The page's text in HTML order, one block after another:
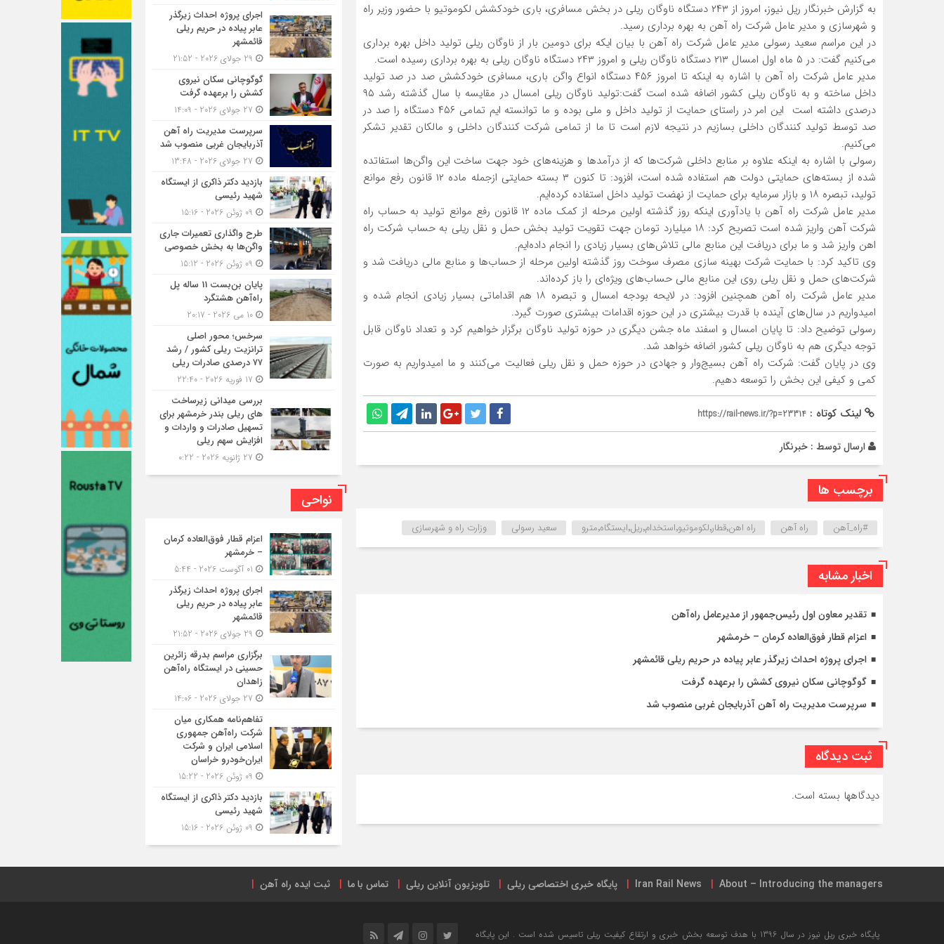
به گزارش خبرنگار ریل نیوز، امروز از ۲۴۳ دستگاه ناوگان ریلی در بخش مسافری، باری خودکشش لکوموتیو با حضور وزیر راه
و شهرسازی و مدیر عامل شرکت راه آهن به بهره برداری رسید.
در این مراسم سعید رسولی مدیر عامل شرکت راه آهن با بیان ایکه برای دومین بار از ناوگان ریلی تولید داخل بهره برداری
می‌کنیم گفت: در ۵ ماه اول امسال ۲۱۳ دستگاه ناوگان ریلی و امروز ۲۴۳ دستگاه ناوگان ریلی به بهره برداری رسیده است.
مدیر عامل شرکت راه آهن با اشاره به اینکه تا امروز ۴۵۶ دستگاه انواع واگن باری، مسافری خودکشش صد در صد تولید
داخل ساخته و به ناوگان ریلی کشور اضافه شده است گفت:تولید ناوگان ریلی امسال در مقایسه با سال گذشته رشد ۹۵
درصدی داشته است این امر در راستای حمایت از تولید داخل و ملی بوده و ما توانسته ایم تمامی ۴۵۶ دستگاه را صد در
صد توسط تولید کنندگان داخلی بسازیم در نتیجه لازم است تا ما از تمامی شرکت کنندگان داخلی و مالکان تقدیر تشکر
می‌کنیم.
رسولی با اشاره به اینکه علاوه بر منابع داخلی شرکت‌ها که از درآمد‌ها و هزینه‌های خود جهت ساخت این واگن‌ها استفاتده
شده از بسته‌های حمایتی دولت هم استفاده شده است، افزود: تا کنون ۳ بسته حمایتی ازجمله ماده ۱۲ قانون رفع موانع
تولید، تبصره ۱۸ و بازار سرمایه برای حمایت از نهضت تولید داخل استفاده کرده‌ایم.
مدیر عامل شرکت راه آهن با یادآوری اینکه روز گذشته اولین مرحله از کمک ماده ۱۲ قانون رفع موانع تولید به حساب راه
شرکت آهن واریز شده است تصریح کرد: ۱۸ میلیارد تومان جهت تقویت تولید بخش حمل و نقل ریلی به حساب شرکت راه
اهن واریز شد و ما برای دریافت این منابع مالی تلاش‌های بسیار زیادی را انجام داده‌ایم.
وی تاکید کرد: با حمایت شرکت بهینه سازی مصرف سوخت روز گذشته اولین مرحله از حساب‌ها و منابع مالی دریافت شد و
شرکت‌های حمل و نقل ریلی روی این منابع مالی حساب‌های ویژه‌ای را باز کرده‌اند.
مدیر عامل شرکت راه آهن همچنین افزود: در لایحه بودجه امسال و تبصره ۱۸ هم اقداماتی بسیار زیادی انجام شده و
امیدواریم در سال‌های آینده با قدرت بیشتری در این حوزه اقدامات بیشتری صورت گیرد.
رسولی توضیح داد: تا پایان امسال و اسفند ماه جشن دیگری در حوزه تولید ناوگان برگزار خواهیم کرد و تعداد ناوگان قابل
توجه دیگری هم به ناوگان ریلی کشور اضافه خواهد شد.
وی در پایان گفت: شرکت راه آهن بسیج‌وار و جهادی در حوزه حمل و نقل ریلی فعالیت می‌کنند و ما امیدواریم به صورت
کمی و کیفی این بخش را توسعه دهیم.
لینک کوتاه : https://rail-news.ir/?p=23314
ارسال توسط : خبرنگار
برچسب ها
#راه_آهن راه آهن راه اهن٬قطار٬لکوموتیو٬استخدام٬ریل٬ایستگاه٬مترو سعید رسولی وزارت راه و شهرسازی
اخبار مشابه
تقدیر معاون اول رئیس‌جمهور از مدیرعامل راه‌آهن
اعزام قطار فوق‌العاده کرمان – خرمشهر
اجرای پروژه احداث زیرگذر عابر پیاده در حریم ریلی قائمشهر
گوگوچانی سکان نیروی کشش را برعهده گرفت
سرپرست مدیریت راه آهن آذربایجان غربی منصوب شد
ثبت دیدگاه
دیدگاهها بسته است.
اجرای پروژه احداث زیرگذر
عابر پیاده در حریم ریلی
قائمشهر
گوگوچانی سکان نیروی
کشش را برعهده گرفت
سرپرست مدیریت راه آهن
آذربایجان غربی منصوب شد
بازدید دکتر ذاکری از ایستگاه
شهید رئیسی
طرح واگذاری تعمیرات جاری
واگن‌ها به بخش خصوصی
پایان بن‌بست 11 ساله پل
راه‌آهن هشتگرد
سرخس؛ محور اصلی
ترانزیت ریلی کشور / رشد
۷۷ درصدی صادرات ریلی
بررسی میدانی زیرساخت
های ریلی بندر خرمشهر برای
تسهیل صادرات و واردات و
افزایش سهم ریلی
نواحی
اعزام قطار فوق‌العاده کرمان
– خرمشهر
اجرای پروژه احداث زیرگذر
عابر پیاده در حریم ریلی
قائمشهر
برگزاری مراسم بدرقه زائرین
حسینی در ایستگاه راه‌آهن
زاهدان
تفاهم‌نامه همکاری میان
شرکت راه‌آهن جمهوری
اسلامی ایران و شرکت
ایران‌خودرو خراسان
بازدید دکتر ذاکری از ایستگاه
شهید رئیسی
About – Introducing the managers
Iran Rail News پایگاه خبری اختصاصی ریلی تلویزیون آنلاین ریلی تماس با ما ثبت ایده راه آهن
پایگاه خبری ریل نیوز در سال 1396 با هدف توسعه بخش خبری و ارتقاع کیفیت ریلی تاسیس شده است . این پایگاه